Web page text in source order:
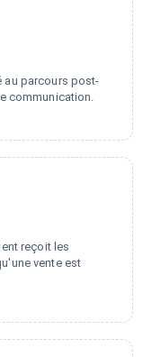
au parcours post-
communication.
reçoit les
vente est